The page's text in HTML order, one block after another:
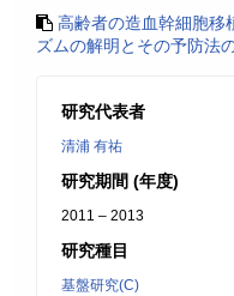
高齢者の造血幹細胞移
ズムの解明とその予防法
研究代表者
清浦 有祐
研究期間 (年度)
2011 – 2013
研究種目
基盤研究(C)